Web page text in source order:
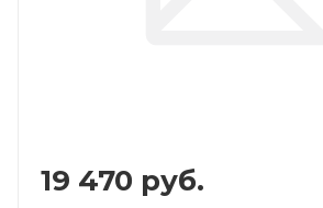
19 470 руб.